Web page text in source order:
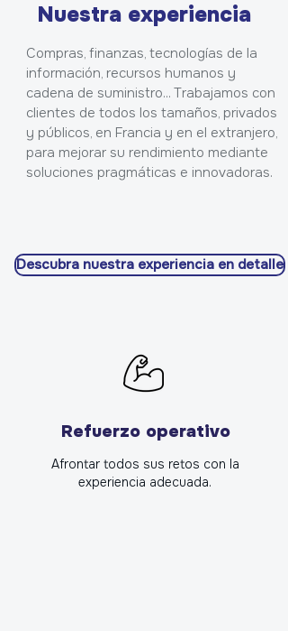
Nuestra experiencia
Compras, finanzas, tecnologías de la
información, recursos humanos y
cadena de suministro... Trabajamos con
clientes de todos los tamaños, privados
y públicos, en Francia y en el extranjero,
para mejorar su rendimiento mediante
soluciones pragmáticas e innovadoras.
Descubra nuestra experiencia en detalle
Refuerzo operativo
Afrontar todos sus retos con la
experiencia adecuada.